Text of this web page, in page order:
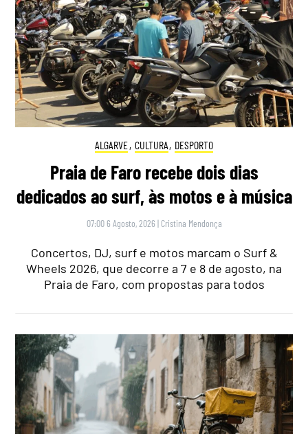
ALGARVE, CULTURA, DESPORTO
Praia de Faro recebe dois dias
dedicados ao surf, às motos e à música
07:00 6 Agosto, 2026 | Cristina Mendonça
Concertos, DJ, surf e motos marcam o Surf &
Wheels 2026, que decorre a 7 e 8 de agosto, na
Praia de Faro, com propostas para todos